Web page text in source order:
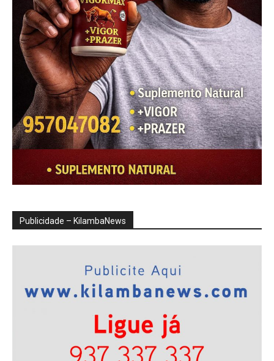
Publicidade – KilambaNews